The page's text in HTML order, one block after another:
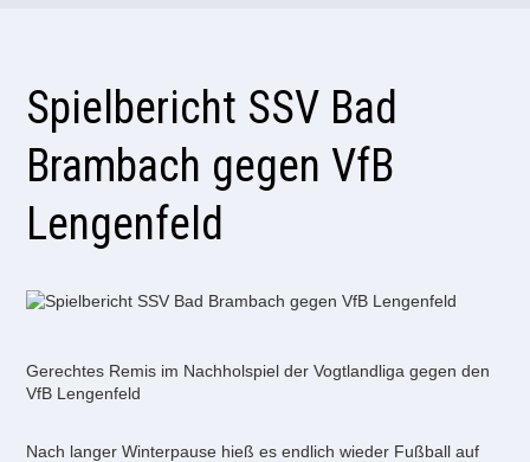
Spielbericht SSV Bad
Brambach gegen VfB
Lengenfeld
Gerechtes Remis im Nachholspiel der Vogtlandliga gegen den
VfB Lengenfeld
Nach langer Winterpause hieß es endlich wieder Fußball auf